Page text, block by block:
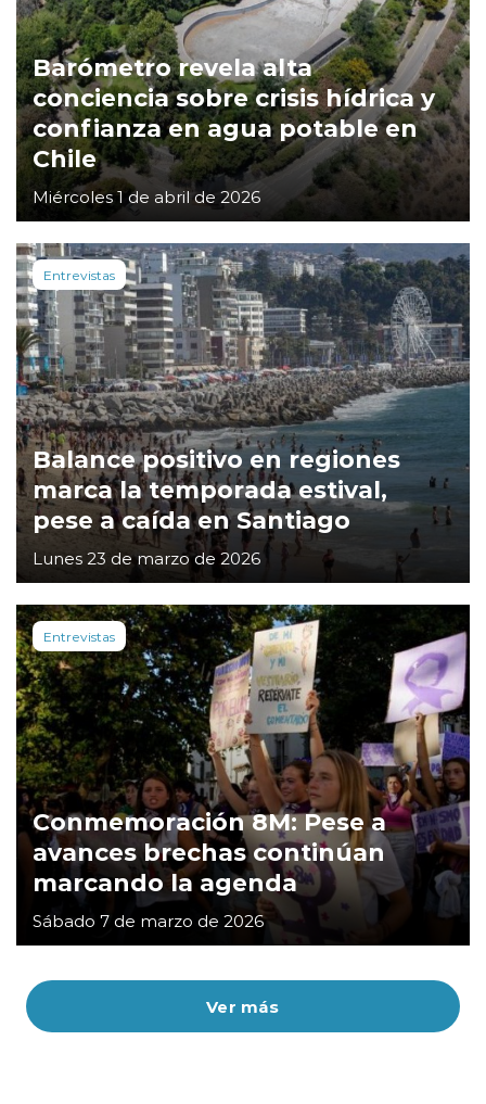
Ver más
Barómetro revela alta
conciencia sobre crisis hídrica y
confianza en agua potable en
Chile
Miércoles 1 de abril de 2026
Entrevistas
Balance positivo en regiones
marca la temporada estival,
pese a caída en Santiago
Lunes 23 de marzo de 2026
Entrevistas
Conmemoración 8M: Pese a
avances brechas continúan
marcando la agenda
Sábado 7 de marzo de 2026